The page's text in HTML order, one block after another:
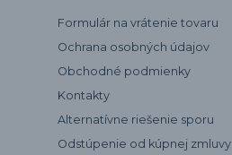
Formulár na vrátenie tovaru
Ochrana osobných údajov
Obchodné podmienky
Kontakty
Alternatívne riešenie sporu
Odstúpenie od kúpnej zmluvy